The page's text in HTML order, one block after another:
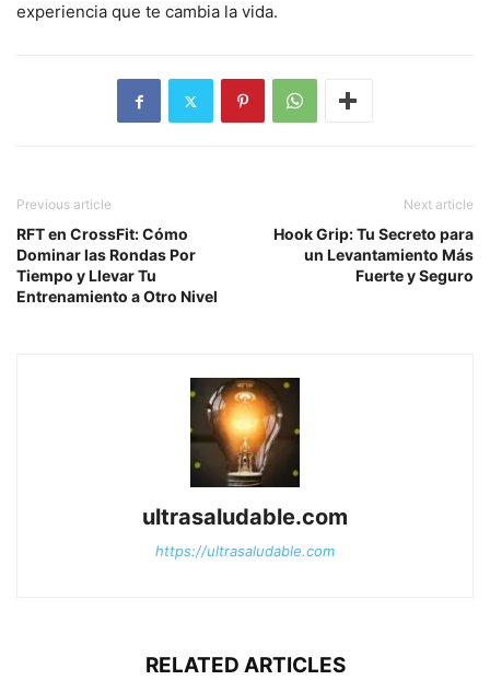
experiencia que te cambia la vida.
Previous article
RFT en CrossFit: Cómo
Dominar las Rondas Por
Tiempo y Llevar Tu
Entrenamiento a Otro Nivel
Next article
Hook Grip: Tu Secreto para
un Levantamiento Más
Fuerte y Seguro
ultrasaludable.com
https://ultrasaludable.com
RELATED ARTICLES